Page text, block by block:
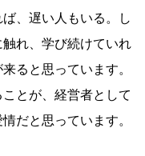
、遅い人もいる。し
れ、学び続けていれ
ると思っています。
とが、経営者として
だと思っています。